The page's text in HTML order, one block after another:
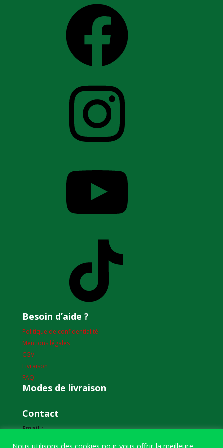
Besoin d’aide ?
Politique de confidentialité
Mentions légales
CGV
Livraison
FAQ
Modes de livraison
Contact
Email :
Nous utilisons des cookies pour vous offrir la meilleure